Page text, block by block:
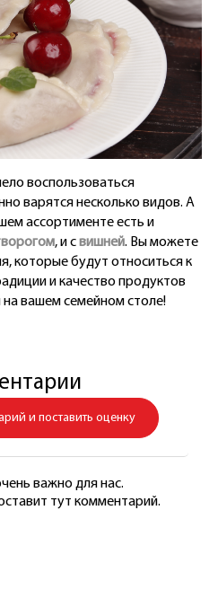
воспользоваться
варятся несколько видов. А
ассортименте есть и
, и свишней. Вы можете
которые будут относиться к
и качество продуктов
вашем семейном столе!
и поставить оценку
важно для нас.
тут комментарий.